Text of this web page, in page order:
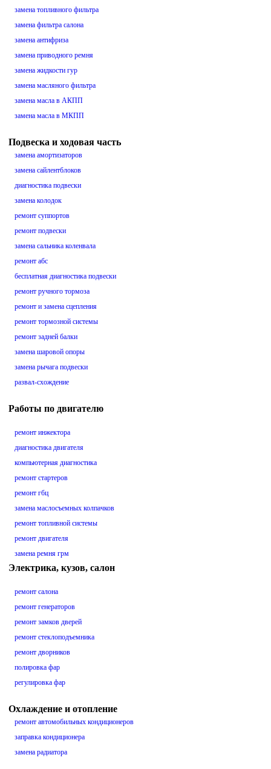
замена топливного фильтра
замена фильтра салона
замена антифриза
замена приводного ремня
замена жидкости гур
замена масляного фильтра
замена масла в АКПП
замена масла в МКПП
Подвеска и ходовая часть
замена амортизаторов
замена сайлентблоков
диагностика подвески
замена колодок
ремонт суппортов
ремонт подвески
замена сальника коленвала
ремонт абс
бесплатная диагностика подвески
ремонт ручного тормоза
ремонт и замена сцепления
ремонт тормозной системы
ремонт задней балки
замена шаровой опоры
замена рычага подвески
развал-схождение
Работы по двигателю
ремонт инжектора
диагностика двигателя
компьютерная диагностика
ремонт стартеров
ремонт гбц
замена маслосъемных колпачков
ремонт топливной системы
ремонт двигателя
замена ремня грм
Электрика, кузов, салон
ремонт салона
ремонт генераторов
ремонт замков дверей
ремонт стеклоподъемника
ремонт дворников
полировка фар
регулировка фар
Охлаждение и отопление
ремонт автомобильных кондиционеров
заправка кондиционера
замена радиатора